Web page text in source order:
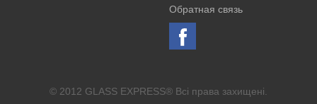
Обратная связь
© 2012 GLASS EXPRESS® Всі права захищені.